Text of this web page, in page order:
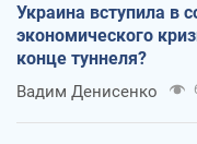
Украина вступила в
экономического
конце туннеля?
Вадим Денисенко